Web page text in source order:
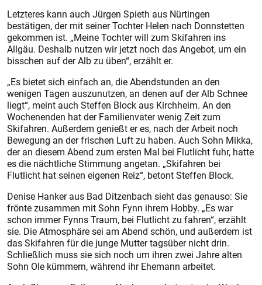
Letzteres kann auch Jürgen Spieth aus Nürtingen
bestätigen, der mit seiner Tochter Helen nach Donn­stetten
gekommen ist. „Meine Toch­ter will zum Skifahren ins
Allgäu. Deshalb nutzen wir jetzt noch das Angebot, um ein
bisschen auf der Alb zu üben“, erzählt er.
„Es bietet sich einfach an, die Abendstunden an den
wenigen Tagen auszunutzen, an denen auf der Alb Schnee
liegt“, meint auch Steffen Block aus Kirchheim. An den
Wochenenden hat der Familienvater wenig Zeit zum
Skifahren. Außerdem genießt er es, nach der Arbeit noch
Bewegung an der frischen Luft zu haben. Auch Sohn Mikka,
der an diesem Abend zum ersten Mal bei Flutlicht fuhr, hatte
es die nächtliche Stimmung angetan. „Skifahren bei
Flutlicht hat seinen eigenen Reiz“, betont Steffen Block.
Denise Hanker aus Bad Ditzenbach sieht das genauso: Sie
frönte zusammen mit Sohn Fynn ihrem Hobby. „Es war
schon immer Fynns Traum, bei Flutlicht zu fahren“, erzählt
sie. Die Atmosphäre sei am Abend schön, und außerdem ist
das Skifahren für die junge Mutter tagsüber nicht drin.
Schließlich muss sie sich noch um ihren zwei Jahre alten
Sohn Ole kümmern, während ihr Ehemann arbeitet.